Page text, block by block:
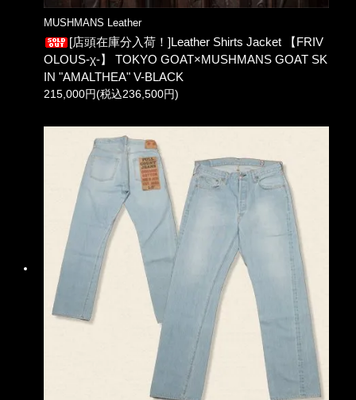
MUSHMANS Leather
[店頭在庫分入荷！]Leather Shirts Jacket 【FRIV
OLOUS-χ-】 TOKYO GOAT×MUSHMANS GOAT SK
IN "AMALTHEA" V-BLACK
215,000円(税込236,500円)